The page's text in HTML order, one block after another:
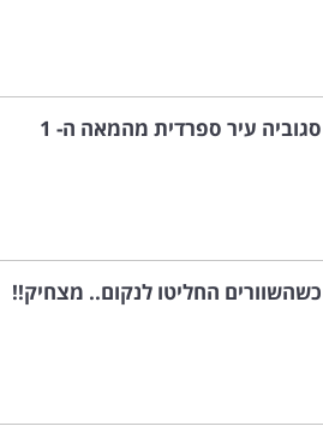
סגוביה עיר ספרדית מהמאה ה- 1
כשהשוורים החליטו לנקום.. מצחיק!!